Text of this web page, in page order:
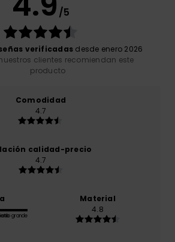
/5
verificadas desde enero 2026
nuestros clientes recomiendan este
producto
Comodidad
4.7
calidad-precio
4.7
grande
Material
4.8